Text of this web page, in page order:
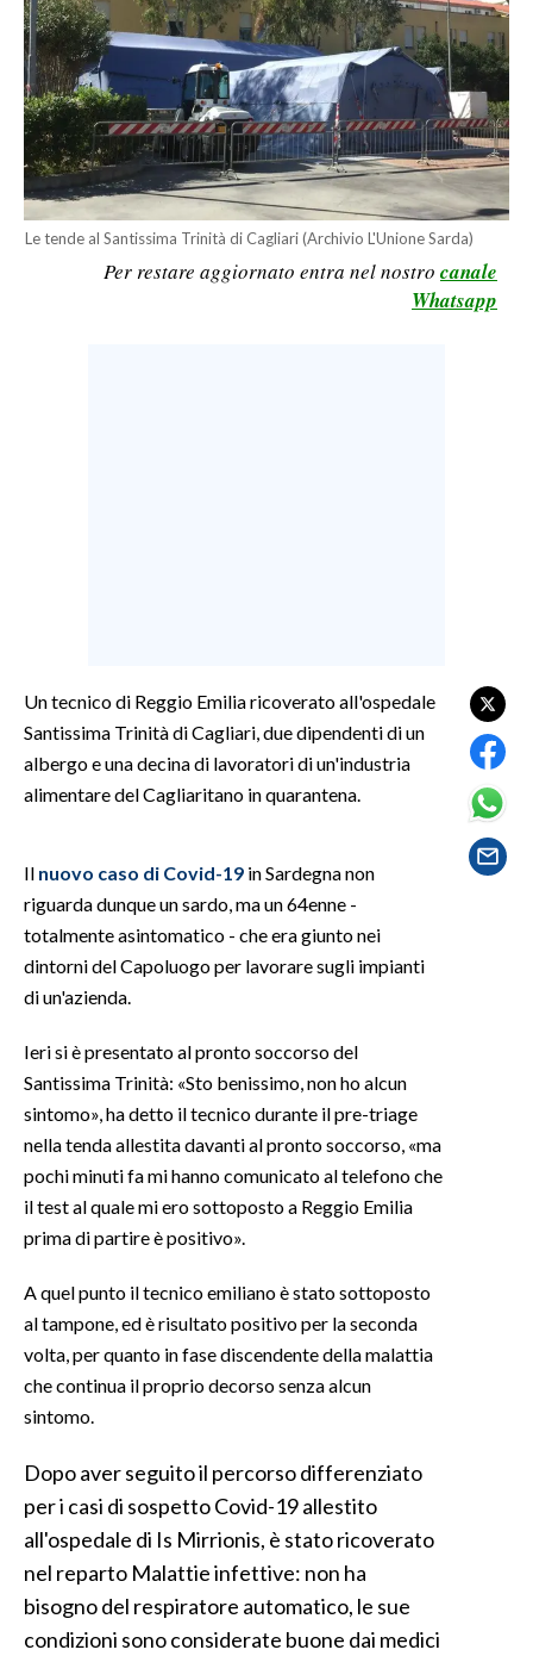
MONDO
POLITICA
ECONOMIA
SERVIZI ALLE IMPRESE
LAVORO
CULTURA
SPETTACOLI
SALUTE
SARDEGNA TURISMO
NOTIZIE
EVENTI
#CARAUNIONE
3 MINUTI CON
INFO AZIENDE
ABBONATI
ANNUNCI
PUBBLICITÀ
SPIAGGE
STORE
Le tende al Santissima Trinità di Cagliari (Archivio L'Unione Sarda)
Per restare aggiornato entra nel nostro canale
Whatsapp
Un tecnico di Reggio Emilia ricoverato all'ospedale
Santissima Trinità di Cagliari, due dipendenti di un
albergo e una decina di lavoratori di un'industria
alimentare del Cagliaritano in quarantena.
Il nuovo caso di Covid-19 in Sardegna non
riguarda dunque un sardo, ma un 64enne -
totalmente asintomatico - che era giunto nei
dintorni del Capoluogo per lavorare sugli impianti
di un'azienda.
Ieri si è presentato al pronto soccorso del
Santissima Trinità: «Sto benissimo, non ho alcun
sintomo», ha detto il tecnico durante il pre-triage
nella tenda allestita davanti al pronto soccorso, «ma
pochi minuti fa mi hanno comunicato al telefono che
il test al quale mi ero sottoposto a Reggio Emilia
prima di partire è positivo».
A quel punto il tecnico emiliano è stato sottoposto
al tampone, ed è risultato positivo per la seconda
volta, per quanto in fase discendente della malattia
che continua il proprio decorso senza alcun
sintomo.
Dopo aver seguito il percorso differenziato
per i casi di sospetto Covid-19 allestito
all'ospedale di Is Mirrionis, è stato ricoverato
nel reparto Malattie infettive: non ha
bisogno del respiratore automatico, le sue
condizioni sono considerate buone dai medici